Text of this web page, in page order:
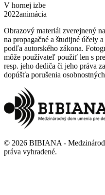
V hornej izbe
2022animácia
Obrazový materiál zverejnený
na propagačné a študijné účely
podľa autorského zákona.
môže používateľ použiť len s
resp. jeho dediča či jeho práva
dopúšťa porušenia
© 2026 BIBIANA -
práva vyhradené.